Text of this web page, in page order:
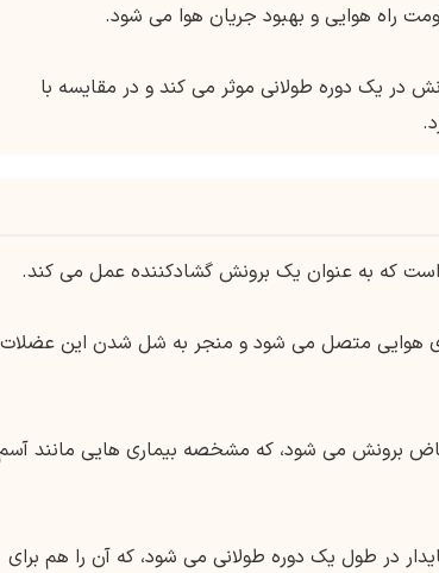
راه هوایی و بهبود جریان هوا می شود.
در یک دوره طولانی موثر می کند و در مقایسه با
صاف راه های هوایی متصل می شود و منجر به شل شدن این عضلات
برونش می شود، که مشخصه بیماری هایی مانند
در طول یک دوره طولانی می شود، که آن را هم برای